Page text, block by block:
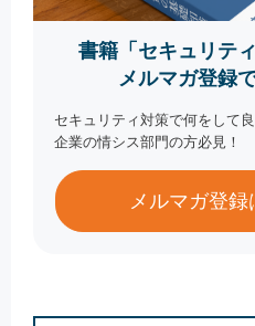
書籍「セキュリテ
メルマガ登録
セキュリティ対策で何をして
企業の情シス部門の方必見！
メルマガ登録